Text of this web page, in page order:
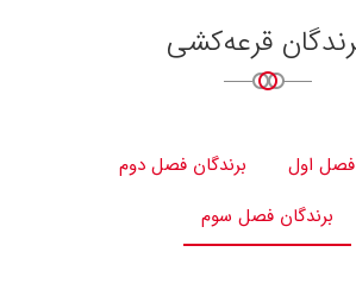
قرعه‌کشی
فصل اول
برندگان فصل دوم
برندگان فصل سوم